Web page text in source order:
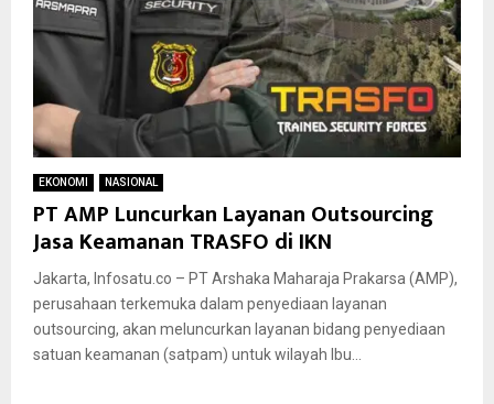
EKONOMI NASIONAL
PT AMP Luncurkan Layanan Outsourcing
Jasa Keamanan TRASFO di IKN
Jakarta, Infosatu.co – PT Arshaka Maharaja Prakarsa (AMP),
perusahaan terkemuka dalam penyediaan layanan
outsourcing, akan meluncurkan layanan bidang penyediaan
satuan keamanan (satpam) untuk wilayah Ibu...